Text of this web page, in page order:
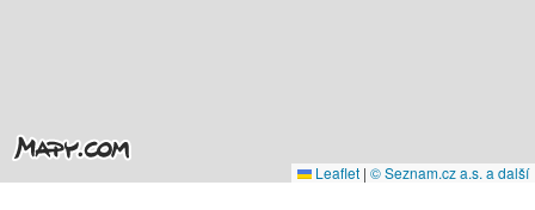
Leaflet | © Seznam.cz a.s. a další